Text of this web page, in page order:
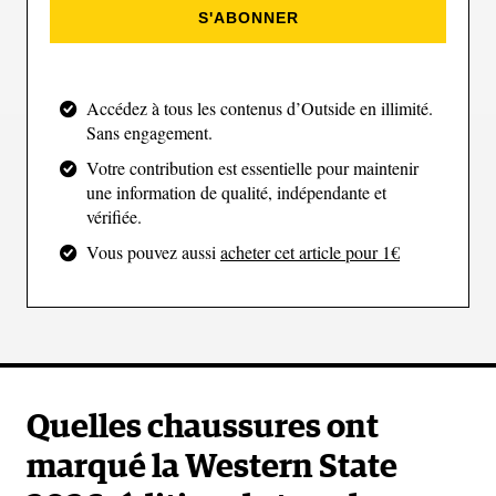
Volume du chaussant :99 mm
Tailles :22/22.5 - 27/27.5
Compatibilité :MNC
Catégorie:hybride
Idéales pour :Les randonneuses qui fréquentent
occasionnellement les pistes
Prix :
Fischer Ranger 115 GW DYN
S'ABONNER
Accédez à tous les contenus d’Outside en illimité.
Sans engagement.
Votre contribution est essentielle pour maintenir
une information de qualité, indépendante et
vérifiée.
Vous pouvez aussi acheter cet article pour 1€
Quelles chaussures ont
marqué la Western State